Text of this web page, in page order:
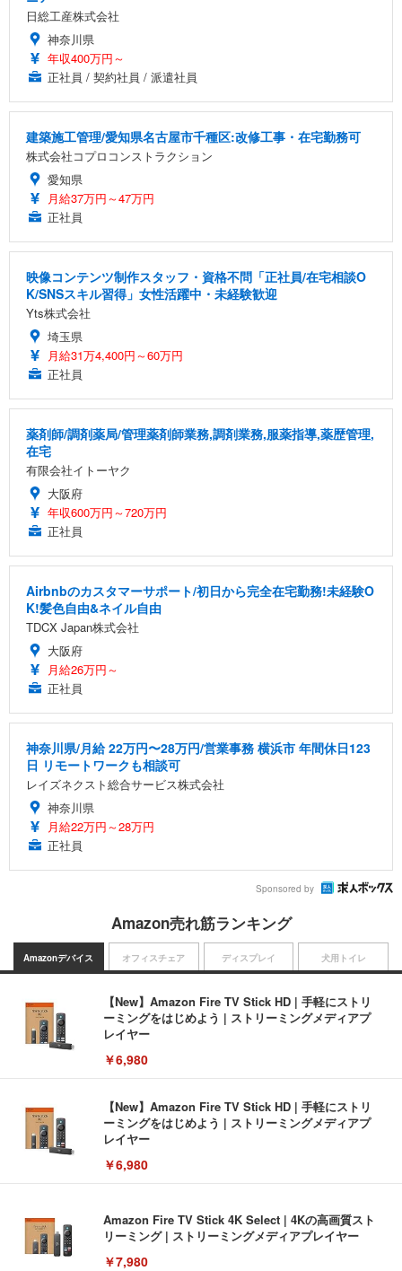
日総工産株式会社
神奈川県
年収400万円～
正社員 / 契約社員 / 派遣社員
建築施工管理/愛知県名古屋市千種区:改修工事・在宅勤務可
株式会社コプロコンストラクション
愛知県
月給37万円～47万円
正社員
映像コンテンツ制作スタッフ・資格不問「正社員/在宅相談O
K/SNSスキル習得」女性活躍中・未経験歓迎
Yts株式会社
埼玉県
月給31万4,400円～60万円
正社員
薬剤師/調剤薬局/管理薬剤師業務,調剤業務,服薬指導,薬歴管理,
在宅
有限会社イトーヤク
大阪府
年収600万円～720万円
正社員
Airbnbのカスタマーサポート/初日から完全在宅勤務!未経験O
K!髪色自由&ネイル自由
TDCX Japan株式会社
大阪府
月給26万円～
正社員
神奈川県/月給 22万円〜28万円/営業事務 横浜市 年間休日123
日 リモートワークも相談可
レイズネクスト総合サービス株式会社
神奈川県
月給22万円～28万円
正社員
Sponsored by
Amazon売れ筋ランキング
Amazonデバイス
【New】Amazon Fire TV Stick HD | 手軽にストリ
ーミングをはじめよう | ストリーミングメディアプ
レイヤー
￥6,980
【New】Amazon Fire TV Stick HD | 手軽にストリ
ーミングをはじめよう | ストリーミングメディアプ
レイヤー
￥6,980
Amazon Fire TV Stick 4K Select | 4Kの高画質スト
リーミング | ストリーミングメディアプレイヤー
￥7,980
オフィスチェア ディスプレイ 犬用トイレ